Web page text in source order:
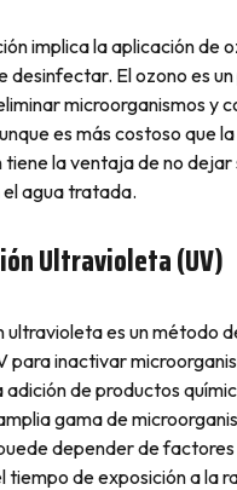
implica la aplicación de
desinfectar. El ozono es
microorganismos y
es más costoso que
tiene la ventaja de no
el agua tratada.
Ultravioleta (UV)
ultravioleta es un método
para inactivar
adición de productos
gama de
depender de
tiempo de exposición a la